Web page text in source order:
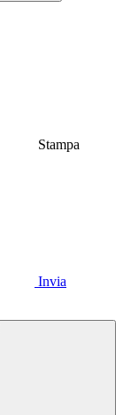
Stampa
Invia